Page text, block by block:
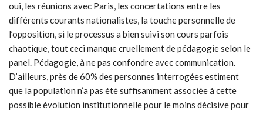
oui, les réunions avec Paris, les concertations entre les
différents courants nationalistes, la touche personnelle de
l’opposition, si le processus a bien suivi son cours parfois
chaotique, tout ceci manque cruellement de pédagogie selon le
panel. Pédagogie, à ne pas confondre avec communication.
D’ailleurs, près de 60% des personnes interrogées estiment
que la population n’a pas été suffisamment associée à cette
possible évolution institutionnelle pour le moins décisive pour